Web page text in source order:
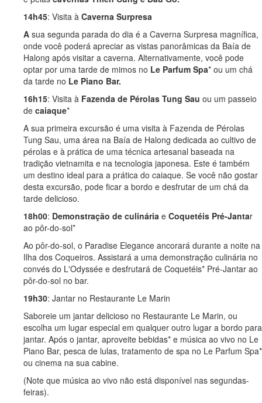
14h45: Visita à Caverna Surpresa
A sua segunda parada do dia é a Caverna Surpresa magnífica,
onde você poderá apreciar as vistas panorâmicas da Baía de
Halong após visitar a caverna. Alternativamente, você pode
optar por uma tarde de mimos no Le Parfum Spa* ou um chá
da tarde no Le Piano Bar.
16h15: Visita à Fazenda de Pérolas Tung Sau ou um passeio
de caiaque*
A sua primeira excursão é uma visita à Fazenda de Pérolas
Tung Sau, uma área na Baía de Halong dedicada ao cultivo de
pérolas e à prática de uma técnica artesanal baseada na
tradição vietnamita e na tecnologia japonesa. Este é também
um destino ideal para a prática do caiaque. Se você não gostar
desta excursão, pode ficar a bordo e desfrutar de um chá da
tarde delicioso.
18h00: Demonstração de culinária e Coquetéis Pré-Jantar
ao pôr-do-sol*
Ao pôr-do-sol, o Paradise Elegance ancorará durante a noite na
Ilha dos Coqueiros. Assistará a uma demonstração culinária no
convés do L'Odyssée e desfrutará de Coquetéis* Pré-Jantar ao
pôr-do-sol no bar.
19h30: Jantar no Restaurante Le Marin
Saboreie um jantar delicioso no Restaurante Le Marin, ou
escolha um lugar especial em qualquer outro lugar a bordo para
jantar. Após o jantar, aproveite bebidas* e música ao vivo no Le
Piano Bar, pesca de lulas, tratamento de spa no Le Parfum Spa*
ou cinema na sua cabine.
(Note que música ao vivo não está disponível nas segundas-
feiras).